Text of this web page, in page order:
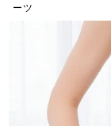
ーツ